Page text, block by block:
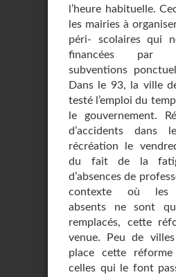
l’heure habituelle.
les mairies à
péri- scolaires qui
financées par
subventions
Dans le 93, la ville
testé l’emploi du
le gouvernement.
d’accidents dans
récréation le
du fait de la
d’absences de
contexte où les
absents ne sont
remplacés, cette
venue. Peu de
place cette
celles qui le font